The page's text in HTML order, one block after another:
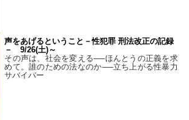
声をあげるということ－性犯罪 刑法改正の記録
－ 9/26(土)～
その声は、社会を変える──ほんとうの正義を求
めて。誰のための法なのか──立ち上がる性暴力
サバイバー